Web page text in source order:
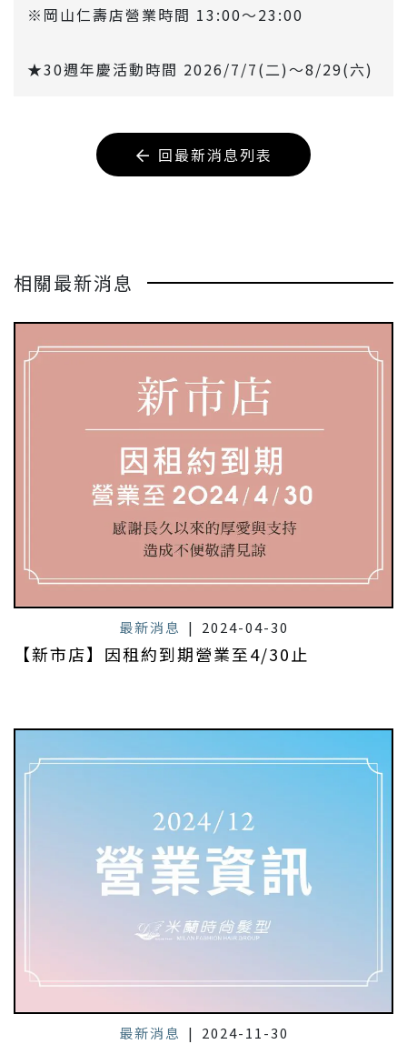
※岡山仁壽店營業時間 13:00～23:00
★30週年慶活動時間 2026/7/7(二)～8/29(六)
回最新消息列表
相關最新消息
最新消息 | 2024-04-30
【新市店】因租約到期營業至4/30止
最新消息 | 2024-11-30